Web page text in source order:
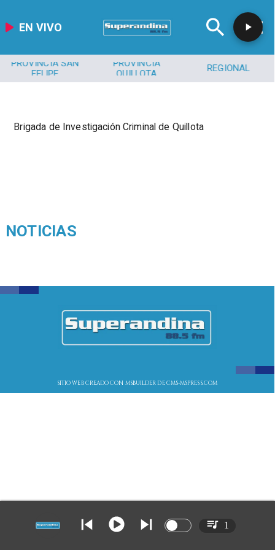
EN VIVO
PROVINCIA SAN
FELIPE
PROVINCIA
QUILLOTA
REGIONAL
Brigada de Investigación Criminal de Quillota
NOTICIAS
SITIO WEB CREADO CON MSBUILDER DE CMS-MSPRESS.COM
1